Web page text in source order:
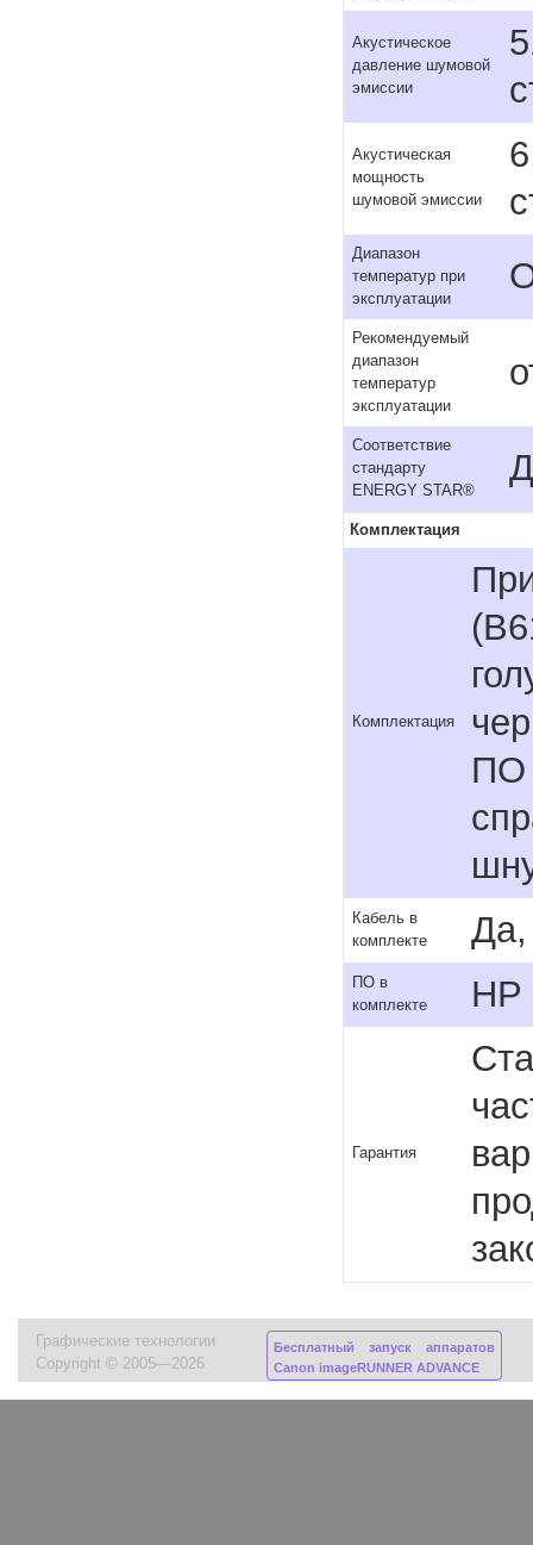
Акустическое
давление шумовой
эмиссии
Акустическая
мощность
шумовой эмиссии
Диапазон
температур при
эксплуатации
Рекомендуемый
диапазон
температур
эксплуатации
Соответствие
стандарту
ENERGY STAR®
Комплектация
Комплектация
ПО
Кабель в
комплекте
Да,
ПО в
комплекте
HP
Гарантия
Графические технологии
Copyright © 2005—2026
Бесплатный запуск аппаратов
Canon imageRUNNER ADVANCE